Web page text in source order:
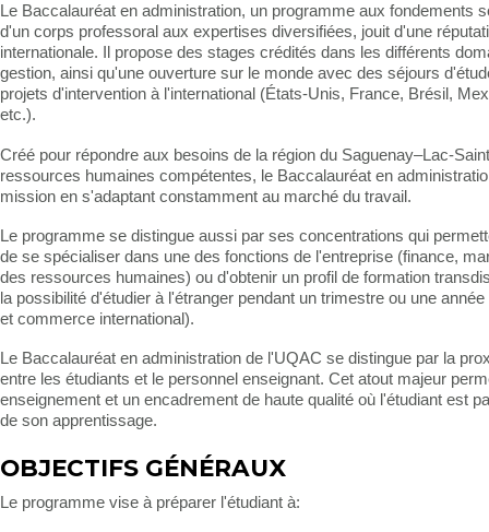
Le Baccalauréat en administration, un programme aux fondements
d'un corps professoral aux expertises diversifiées, jouit d'une
internationale. Il propose des stages crédités dans les différents
gestion, ainsi qu'une ouverture sur le monde avec des séjours
projets d'intervention à l'international (États-Unis, France, Brésil,
etc.).
Créé pour répondre aux besoins de la région du Saguenay–Lac-
ressources humaines compétentes, le Baccalauréat en
mission en s'adaptant constamment au marché du travail.
Le programme se distingue aussi par ses concentrations qui
de se spécialiser dans une des fonctions de l'entreprise (finance,
des ressources humaines) ou d'obtenir un profil de formation
la possibilité d'étudier à l'étranger pendant un trimestre ou une
et commerce international).
Le Baccalauréat en administration de l'UQAC se distingue par la
entre les étudiants et le personnel enseignant. Cet atout majeur
enseignement et un encadrement de haute qualité où l'étudiant est
de son apprentissage.
OBJECTIFS GÉNÉRAUX
Le programme vise à préparer l'étudiant à: